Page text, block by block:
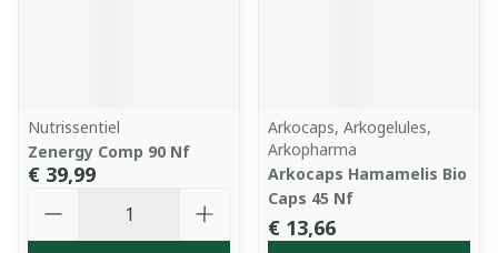
Nutrissentiel
Zenergy Comp 90 Nf
€ 39,99
Arkocaps, Arkogelules,
Arkopharma
Arkocaps Hamamelis Bio
Caps 45 Nf
€ 13,66